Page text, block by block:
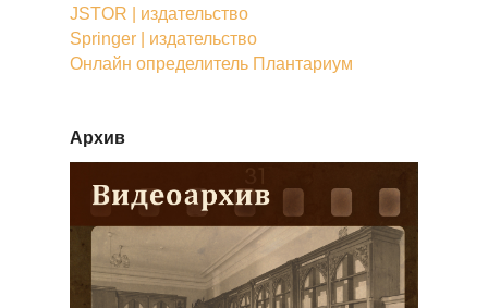
JSTOR | издательство
Springer | издательство
Онлайн определитель Плантариум
Архив